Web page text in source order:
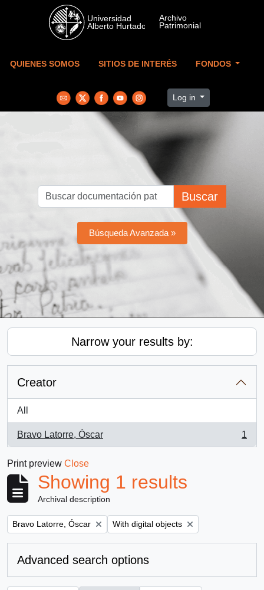
Skip to main content
QUIENES SOMOS SITIOS DE INTERÉS FONDOS
Log in
Buscar
Búsqueda Avanzada »
Narrow your results by:
Creator
All
Bravo Latorre, Óscar
, 1 results
1
Print preview Close
Showing 1 results
Archival description
Remove filter:
Bravo Latorre, Óscar Remove filter:
With digital objects
Advanced search options